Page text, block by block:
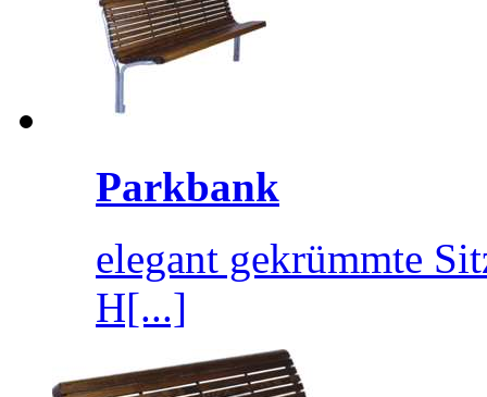
Parkbank
elegant gekrümmte
H[...]